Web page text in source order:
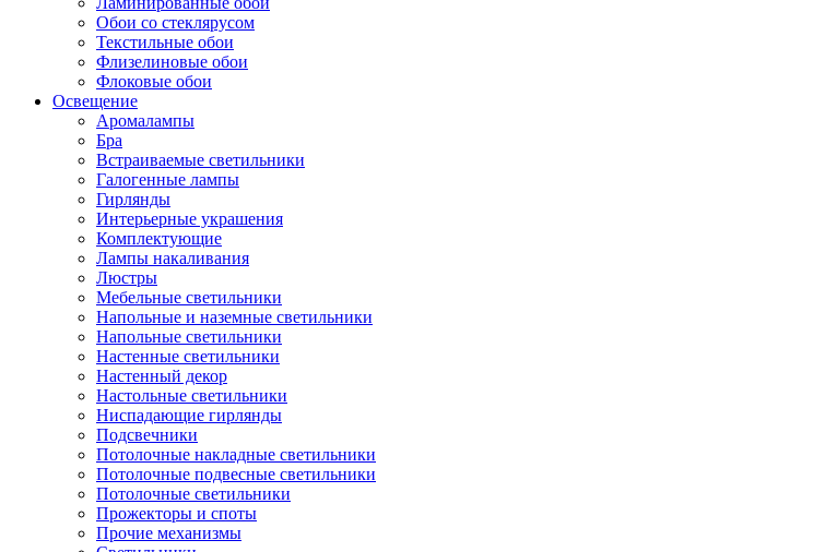
Обои со стеклярусом
Текстильные обои
Флизелиновые обои
Флоковые обои
Освещение
Аромалампы
Бра
Встраиваемые светильники
Галогенные лампы
Гирлянды
Интерьерные украшения
Комплектующие
Лампы накаливания
Люстры
Мебельные светильники
Напольные и наземные светильники
Напольные светильники
Настенные светильники
Настенный декор
Настольные светильники
Ниспадающие гирлянды
Подсвечники
Потолочные накладные светильники
Потолочные подвесные светильники
Потолочные светильники
Прожекторы и споты
Прочие механизмы